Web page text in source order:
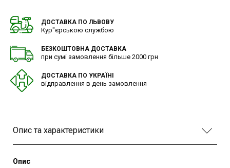
ДОСТАВКА ПО ЛЬВОВУ
Кур"єрською службою
БЕЗКОШТОВНА ДОСТАВКА
при сумі замовлення більше 2000 грн
ДОСТАВКА ПО УКРАЇНІ
відправлення в день замовлення
Опис та характеристики
Опис